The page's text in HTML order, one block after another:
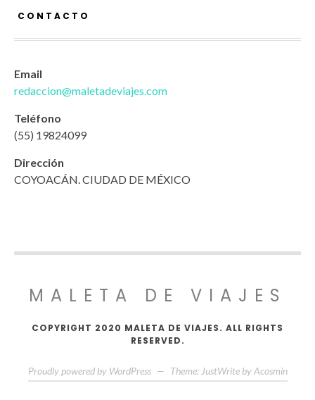
CONTACTO
Email
redaccion@maletadeviajes.com
Teléfono
(55) 19824099
Dirección
COYOACÁN. CIUDAD DE MÉXICO
MALETA DE VIAJES
COPYRIGHT 2020 MALETA DE VIAJES. ALL RIGHTS
RESERVED.
Proudly powered by WordPress — Theme: JustWrite by Acosmin